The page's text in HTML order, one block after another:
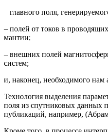
– главного поля,
– полей от токов в
мантии;
– внешних полей
систем;
и, наконец, необходимого
Технология выделения
поля из спутниковых данных
публикаций, например,